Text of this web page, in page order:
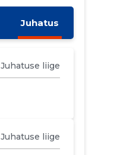
Juhatus
Juhatuse liige
Juhatuse liige